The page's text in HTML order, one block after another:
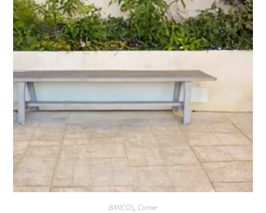
BANCOS, Comer